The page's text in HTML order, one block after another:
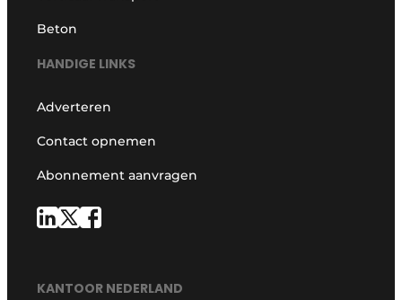
Beton
HANDIGE LINKS
Adverteren
Contact opnemen
Abonnement aanvragen
KANTOOR NEDERLAND